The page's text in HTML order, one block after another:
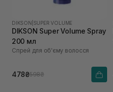
DIKSON SUPER VOLUME
DIKSON Super Volume Spray
200 мл
Спрей для об'єму волосся
478₴598₴